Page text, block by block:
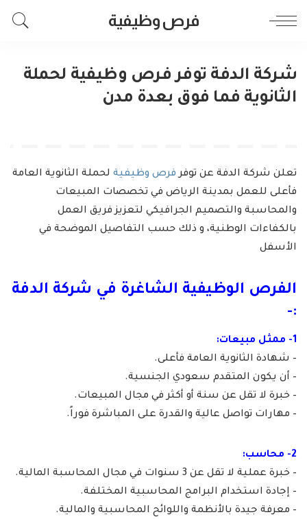
فرص وظيفية
شركة الدفة توفر فرص وظيفية لحملة
الثانوية فما فوق بعدة مدن
تعلن شركة الدفة عن توفرفرص وظيفية لحملة الثانوية العامة
فأعلى للعمل بمدينة الرياض في تخصصات المبيعات
والمحاسبة والتصميم الجرافيكي لتعزيز فريق العمل
بالكفاءات الوطنية، و ذلك حسب التفاصيل الموضحة في
الأسفل
الفرص الوظيفية الشاغرة في شركة الدفة
:-
1- ممثل مبيعات:
– شهادة الثانوية العامة فأعلى.
– أن يكون المتقدم سعودي الجنسية.
– خبرة لا تقل عن سنة أو أكثر في مجال المبيعات.
– مهارات تواصل عالية والقدرة على المباشرة فوراً.
2- محاسب:
– خبرة عملية لا تقل عن 3 سنوات في مجال المحاسبة المالية.
– إجادة استخدام البرامج المحاسبية المختلفة.
– معرفة جيدة بالأنظمة واللوائح المحاسبية والمالية.